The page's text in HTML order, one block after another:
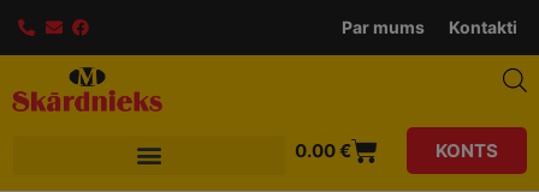
Par mums Kontakti
0.00€ KONTS